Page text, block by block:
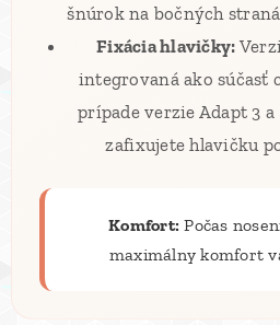
šnúrok na bočných
Fixácia hlavičky:
integrovaná ako súčasť
prípade verzie Adapt 3
zafixujete hlavičku
Komfort: Počas
maximálny komfort